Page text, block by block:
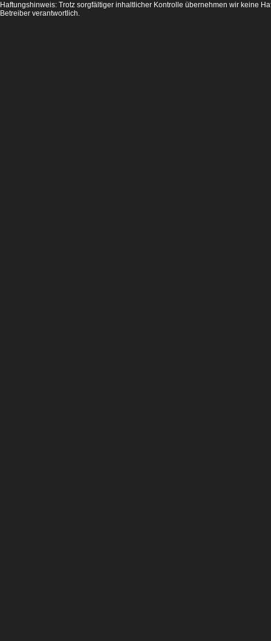
Haftungshinweis: Trotz sorgfältiger inhaltlicher Kontrolle übernehmen wir keine
Betreiber verantwortlich.